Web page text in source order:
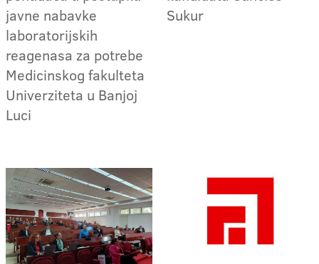
javne nabavke
laboratorijskih
reagenasa za potrebe
Medicinskog fakulteta
Univerziteta u Banjoj
Luci
Sukur